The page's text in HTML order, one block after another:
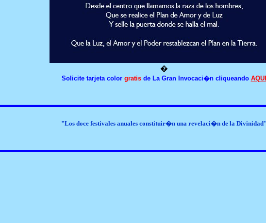
�
Solicite tarjeta color gratisde La Gran Invocaci�n cliqueando AQUI
"Los doce festivales anuales constituir�n una revelaci�n de la